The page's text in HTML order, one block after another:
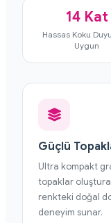
14 Kat
Hassas Koku
Uygun
Güçlü
Ultra kompakt
topaklar
renkteki doğal
deneyim sunar.